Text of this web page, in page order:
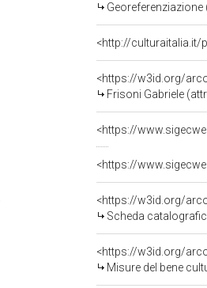
<http://culturaitalia.it/
<https://w3id.org/
Frisoni Gabriele
<https://
<https://
<https://w3id.org/
Scheda
<https://w3id.org/
Misure del bene